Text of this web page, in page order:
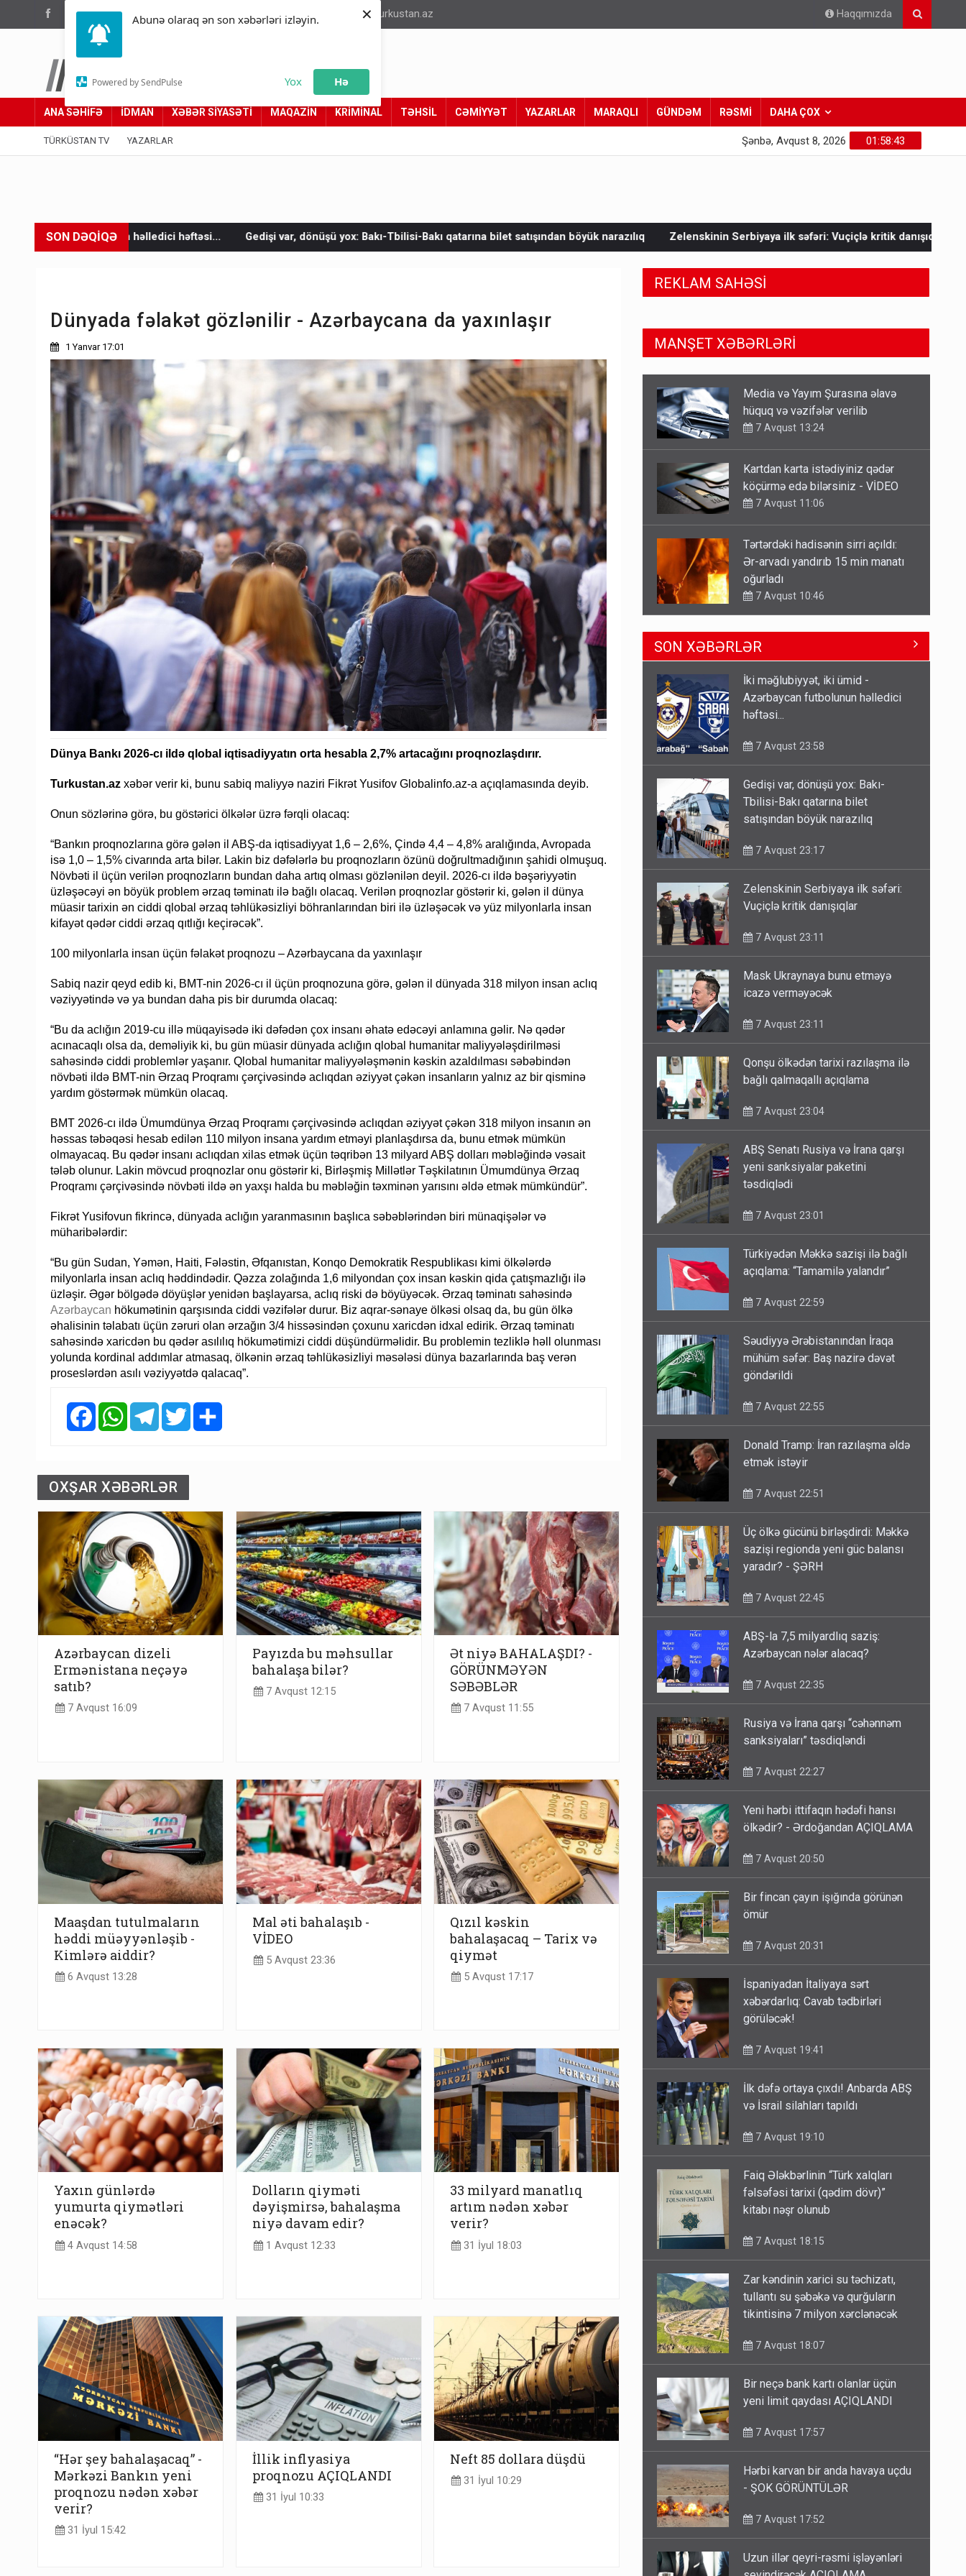
Abunə olaraq ən son xəbərləri izləyin.
Powered by SendPulse Yox Hə
×
(012) 449 94 05 info@turkustan.az Haqqımızda
Türküstan.az
Adımız yolumuzdur
ANA SƏHİFƏ İDMAN XƏBƏR SİYASƏTİ MAQAZİN KRİMİNAL TƏHSİL CƏMİYYƏT YAZARLAR MARAQLI GÜNDƏM RƏSMİ DAHA ÇOX
TÜRKÜSTAN TV YAZARLAR 01:58:45
Şənbə, Avqust 8, 2026
SON DƏQİQƏ
həftəsi... Gedişi var, dönüşü yox: Bakı-Tbilisi-Bakı qatarına bilet satışından böyük narazılıq Zelenskinin Serbiyaya ilk səfəri: Vuçiçlə kritik danışıqlar Mask Ukraynaya bunu
Dünyada fəlakət gözlənilir - Azərbaycana da yaxınlaşır
1 Yanvar 17:01
Dünya Bankı 2026-cı ildə qlobal iqtisadiyyatın orta hesabla 2,7% artacağını proqnozlaşdırır.
Turkustan.az xəbər verir ki, bunu sabiq maliyyə naziri Fikrət Yusifov Globalinfo.az-a açıqlamasında deyib.
Onun sözlərinə görə, bu göstərici ölkələr üzrə fərqli olacaq:
“Bankın proqnozlarına görə gələn il ABŞ-da iqtisadiyyat 1,6 – 2,6%, Çində 4,4 – 4,8% aralığında, Avropada
isə 1,0 – 1,5% civarında arta bilər. Lakin biz dəfələrlə bu proqnozların özünü doğrultmadığının şahidi olmuşuq.
Növbəti il üçün verilən proqnozların bundan daha artıq olması gözlənilən deyil. 2026-cı ildə bəşəriyyətin
üzləşəcəyi ən böyük problem ərzaq təminatı ilə bağlı olacaq. Verilən proqnozlar göstərir ki, gələn il dünya
müasir tarixin ən ciddi qlobal ərzaq təhlükəsizliyi böhranlarından biri ilə üzləşəcək və yüz milyonlarla insan
kifayət qədər ciddi ərzaq qıtlığı keçirəcək”.
100 milyonlarla insan üçün fəlakət proqnozu – Azərbaycana da yaxınlaşır
Sabiq nazir qeyd edib ki, BMT-nin 2026-cı il üçün proqnozuna görə, gələn il dünyada 318 milyon insan aclıq
vəziyyətində və ya bundan daha pis bir durumda olacaq:
“Bu da aclığın 2019-cu illə müqayisədə iki dəfədən çox insanı əhatə edəcəyi anlamına gəlir. Nə qədər
acınacaqlı olsa da, deməliyik ki, bu gün müasir dünyada aclığın qlobal humanitar maliyyələşdirilməsi
sahəsində ciddi problemlər yaşanır. Qlobal humanitar maliyyələşmənin kəskin azaldılması səbəbindən
növbəti ildə BMT-nin Ərzaq Proqramı çərçivəsində aclıqdan əziyyət çəkən insanların yalnız az bir qisminə
yardım göstərmək mümkün olacaq.
BMT 2026-cı ildə Ümumdünya Ərzaq Proqramı çərçivəsində aclıqdan əziyyət çəkən 318 milyon insanın ən
həssas təbəqəsi hesab edilən 110 milyon insana yardım etməyi planlaşdırsa da, bunu etmək mümkün
olmayacaq. Bu qədər insanı aclıqdan xilas etmək üçün təqribən 13 milyard ABŞ dolları məbləğində vəsait
tələb olunur. Lakin mövcud proqnozlar onu göstərir ki, Birləşmiş Millətlər Təşkilatının Ümumdünya Ərzaq
Proqramı çərçivəsində növbəti ildə ən yaxşı halda bu məbləğin təxminən yarısını əldə etmək mümkündür”.
Fikrət Yusifovun fikrincə, dünyada aclığın yaranmasının başlıca səbəblərindən biri münaqişələr və
müharibələrdir:
“Bu gün Sudan, Yəmən, Haiti, Fələstin, Əfqanıstan, Konqo Demokratik Respublikası kimi ölkələrdə
milyonlarla insan aclıq həddindədir. Qəzza zolağında 1,6 milyondan çox insan kəskin qida çatışmazlığı ilə
üzləşir. Əgər bölgədə döyüşlər yenidən başlayarsa, aclıq riski də böyüyəcək. Ərzaq təminatı sahəsində
Azərbaycan hökumətinin qarşısında ciddi vəzifələr durur. Biz aqrar-sənaye ölkəsi olsaq da, bu gün ölkə
əhalisinin təlabatı üçün zəruri olan ərzağın 3/4 hissəsindən çoxunu xaricdən idxal edirik. Ərzaq təminatı
sahəsində xaricdən bu qədər asılılıq hökumətimizi ciddi düşündürməlidir. Bu problemin tezliklə həll olunması
yolunda kordinal addımlar atmasaq, ölkənin ərzaq təhlükəsizliyi məsələsi dünya bazarlarında baş verən
proseslərdən asılı vəziyyətdə qalacaq”.
FacebookWhatsAppTelegramTwitter
OXŞAR XƏBƏRLƏR
Azərbaycan dizeli
Ermənistana neçəyə
satıb?
7 Avqust 16:09
Payızda bu məhsullar
bahalaşa bilər?
7 Avqust 12:15
Ət niyə BAHALAŞDI? -
GÖRÜNMƏYƏN
SƏBƏBLƏR
7 Avqust 11:55
Maaşdan tutulmaların
həddi müəyyənləşib -
Kimlərə aiddir?
6 Avqust 13:28
Mal əti bahalaşıb -
VİDEO
5 Avqust 23:36
Qızıl kəskin
bahalaşacaq – Tarix və
qiymət
5 Avqust 17:17
Yaxın günlərdə
yumurta qiymətləri
enəcək?
4 Avqust 14:58
Dolların qiyməti
dəyişmirsə, bahalaşma
niyə davam edir?
1 Avqust 12:33
33 milyard manatlıq
artım nədən xəbər
verir?
31 İyul 18:03
“Hər şey bahalaşacaq” -
Mərkəzi Bankın yeni
proqnozu nədən xəbər
verir?
31 İyul 15:42
İllik inflyasiya
proqnozu AÇIQLANDI
31 İyul 10:33
Neft 85 dollara düşdü
31 İyul 10:29
REKLAM SAHƏSİ
MANŞET XƏBƏRLƏRİ
Kartdan karta istədiyiniz qədər
köçürmə edə bilərsiniz - VİDEO
7 Avqust 11:06
Tərtərdəki hadisənin sirri açıldı:
Ər-arvadı yandırıb 15 min manatı
oğurladı
Əhaliyə hava ilə bağlı VACİB
XƏBƏRDARLIQ - Saat 11:00-dan…
7 Avqust 09:15
Gedişi var, dönüşü yox: Bakı-
Tbilisi-Bakı qatarına bilet
7 Avqust 23:17
Məhərrəmovun oğludur - DOSYE
Media və Yayım Şurasına əlavə
hüquq və vəzifələr verilib
SON XƏBƏRLƏR
İki məğlubiyyət, iki ümid -
Azərbaycan futbolunun həlledici
həftəsi...
7 Avqust 23:58
Gedişi var, dönüşü yox: Bakı-
Tbilisi-Bakı qatarına bilet
satışından böyük narazılıq
7 Avqust 23:17
Zelenskinin Serbiyaya ilk səfəri:
Vuçiçlə kritik danışıqlar
7 Avqust 23:11
Mask Ukraynaya bunu etməyə
icazə verməyəcək
7 Avqust 23:11
Qonşu ölkədən tarixi razılaşma ilə
bağlı qalmaqallı açıqlama
7 Avqust 23:04
ABŞ Senatı Rusiya və İrana qarşı
yeni sanksiyalar paketini
təsdiqlədi
7 Avqust 23:01
Türkiyədən Məkkə sazişi ilə bağlı
açıqlama: “Tamamilə yalandır”
7 Avqust 22:59
Səudiyyə Ərəbistanından İraqa
mühüm səfər: Baş nazirə dəvət
göndərildi
7 Avqust 22:55
Donald Tramp: İran razılaşma əldə
etmək istəyir
7 Avqust 22:51
Üç ölkə gücünü birləşdirdi: Məkkə
sazişi regionda yeni güc balansı
yaradır? - ŞƏRH
7 Avqust 22:45
ABŞ-la 7,5 milyardlıq saziş:
Azərbaycan nələr alacaq?
7 Avqust 22:35
Rusiya və İrana qarşı “cəhənnəm
sanksiyaları” təsdiqləndi
7 Avqust 22:27
Yeni hərbi ittifaqın hədəfi hansı
ölkədir? - Ərdoğandan AÇIQLAMA
7 Avqust 20:50
Bir fincan çayın işığında görünən
ömür
7 Avqust 20:31
İspaniyadan İtaliyaya sərt
xəbərdarlıq: Cavab tədbirləri
görüləcək!
7 Avqust 19:41
İlk dəfə ortaya çıxdı! Anbarda ABŞ
və İsrail silahları tapıldı
7 Avqust 19:10
Faiq Ələkbərlinin “Türk xalqları
fəlsəfəsi tarixi (qədim dövr)”
kitabı nəşr olunub
7 Avqust 18:15
Zar kəndinin xarici su təchizatı,
tullantı su şəbəkə və qurğuların
tikintisinə 7 milyon xərclənəcək
7 Avqust 18:07
Bir neçə bank kartı olanlar üçün
yeni limit qaydası AÇIQLANDI
7 Avqust 17:57
Hərbi karvan bir anda havaya uçdu
- ŞOK GÖRÜNTÜLƏR
7 Avqust 17:52
Uzun illər qeyri-rəsmi işləyənləri